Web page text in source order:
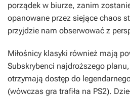
porządek w biurze, zanim
opanowane przez siejące chaos
przyjdzie nam obserwować z
Miłośnicy klasyki również mają
Subskrybenci najdroższego
otrzymają dostęp do
(wówczas gra trafiła na PS2).